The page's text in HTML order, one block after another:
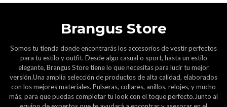
Brangus Store
Somos tu tienda donde encontrarás los accesorios de vestir perfectos
para tu estilo y outfit. Desde algo casual o sport, hasta un estilo
elegante, Brangus Store tiene lo que necesitas para lucir tu mejor
versión.Una amplia selección de productos de alta calidad, elaborados
con los mejores materiales. Pulseras, collares, anillos, relojes, y mucho
más, para que puedas completar tu look con el toque perfecto.Junto al